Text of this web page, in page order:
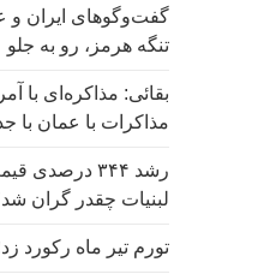
گفت‌وگوهای ایران و
تنگه هرمز، رو به جلو
بقائی: مذاکره‌ای با
مذاکرات با عمان با
رشد ۳۴۴
لبنیات چقدر گران
تورم تیر ماه رکورد زد؛ ۸۳.۹